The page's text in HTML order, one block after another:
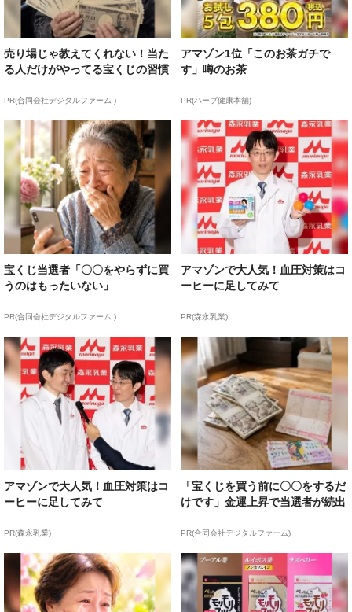
売り場じゃ教えてくれない！当た
る人だけがやってる宝くじの習慣
PR(合同会社デジタルファーム )
アマゾン1位「このお茶ガチで
す」噂のお茶
PR(ハーブ健康本舗)
宝くじ当選者「〇〇をやらずに買
うのはもったいない」
PR(合同会社デジタルファーム )
アマゾンで大人気！血圧対策はコ
ーヒーに足してみて
PR(森永乳業)
アマゾンで大人気！血圧対策はコ
ーヒーに足してみて
PR(森永乳業)
「宝くじを買う前に〇〇をするだ
けです」金運上昇で当選者が続出
PR(合同会社デジタルファーム)